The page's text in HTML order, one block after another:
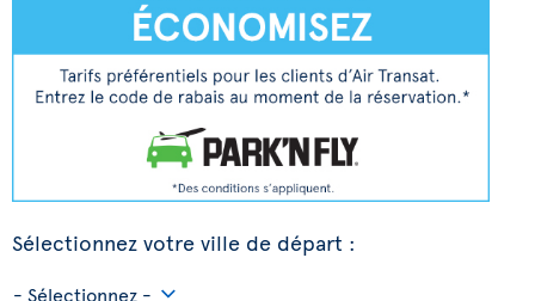
Sélectionnez votre ville de départ :